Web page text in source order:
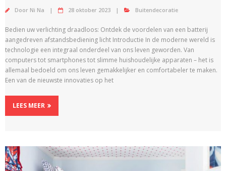
Door Ni Na 28 oktober 2023 Buitendecoratie
Bedien uw verlichting draadloos: Ontdek de voordelen van een batterij
aangedreven afstandsbediening licht Introductie In de moderne wereld is
technologie een integraal onderdeel van ons leven geworden. Van
computers tot smartphones tot slimme huishoudelijke apparaten – het is
allemaal bedoeld om ons leven gemakkelijker en comfortabeler te maken.
Een van de nieuwste innovaties op het
LEES MEER